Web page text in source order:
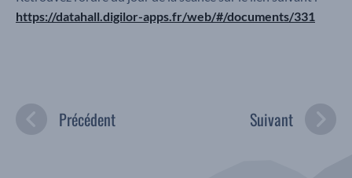
https://datahall.digilor-apps.fr/web/#/documents/331
Précédent Suivant